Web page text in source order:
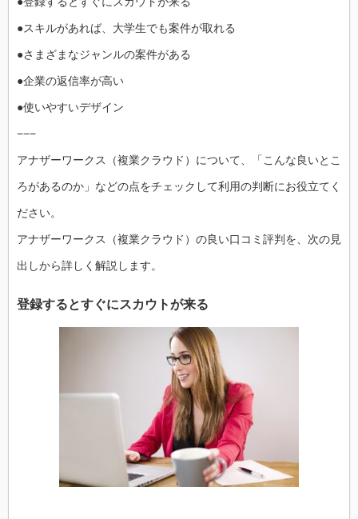
●スキルがあれば、大学生でも案件が取れる
●さまざまなジャンルの案件がある
●企業の返信率が高い
●使いやすいデザイン
−−−
アナザーワークス（複業クラウド）について、「こんな良いとこ
ろがあるのか」などの点をチェックして利用の判断にお役立てく
ださい。
アナザーワークス（複業クラウド）の良い口コミ評判を、次の見
出しから詳しく解説します。
登録するとすぐにスカウトが来る